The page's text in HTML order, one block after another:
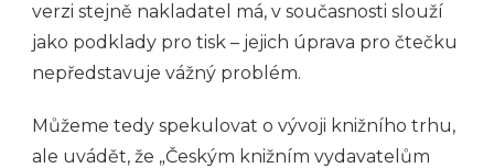
verzi stejně nakladatel má, v současnosti slouží
jako podklady pro tisk – jejich úprava pro čtečku
nepředstavuje vážný problém.
Můžeme tedy spekulovat o vývoji knižního trhu,
ale uvádět, že „Českým knižním vydavatelům